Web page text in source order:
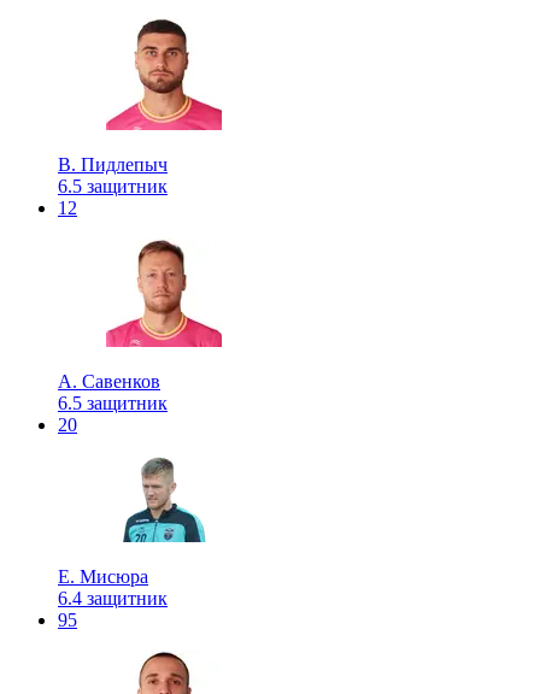
В. Пидлепыч
6.5 защитник
12
А. Савенков
6.5 защитник
20
Е. Мисюра
6.4 защитник
95